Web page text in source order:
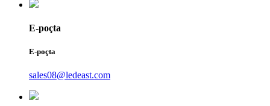
E-poçta
E-poçta
sales08@ledeast.com